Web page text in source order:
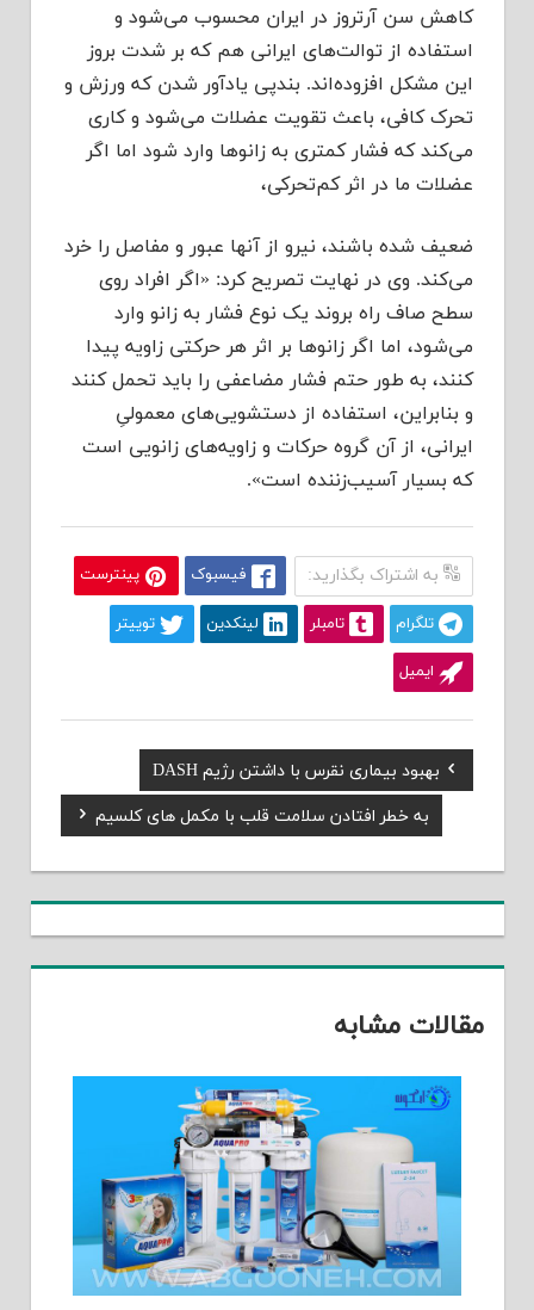
کاهش سن آرتروز در ایران محسوب می‌شود و
استفاده از توالت‌های ایرانی هم که بر شدت بروز
این مشکل افزوده‌اند. بندپی یادآور شدن که ورزش و
تحرک کافی، باعث تقویت عضلات می‌شود و کاری
می‌کند که فشار کمتری به زانوها وارد شود اما اگر
عضلات ما در اثر کم‌تحرکی،
ضعیف شده باشند، نیرو از آنها عبور و مفاصل را خرد
می‌کند. وی در نهایت تصریح کرد: «اگر افراد روی
سطح صاف راه بروند یک نوع فشار به زانو وارد
می‌شود، اما اگر زانوها بر اثر هر حرکتی زاویه پیدا
کنند، به طور حتم فشار مضاعفی را باید تحمل کنند
و بنابراین، استفاده از دستشویی‌های معمولیِ
ایرانی، از آن گروه حرکات و زاویه‌های زانویی است
که بسیار آسیب‌زننده است».
به اشتراک بگذارید: فیسبوک پینترست
تلگرام تامبلر لینکدین توییتر
ایمیل
راهبری
نوشته
Previous
Post:
بهبود بیماری نقرس با داشتن رژیم DASH
Next
Post:
به خطر افتادن سلامت قلب با مکمل های کلسیم
مقالات مشابه